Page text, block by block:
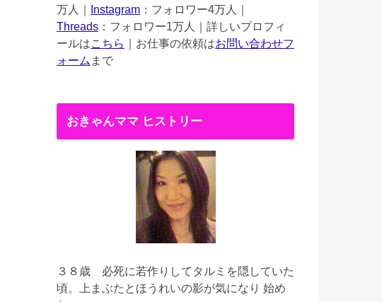
万人｜
Instagram ：フォロワー4万人｜
Threads ：フォロワー1万人｜詳しいプロフィ
ールはこちら ｜お仕事の依頼はお問い合わせフ
ォーム まで
おきゃんママ ヒストリー
３８歳 必死に若作りしてタルミを隠していた
頃。上まぶたとほうれいの影が気になり 始め